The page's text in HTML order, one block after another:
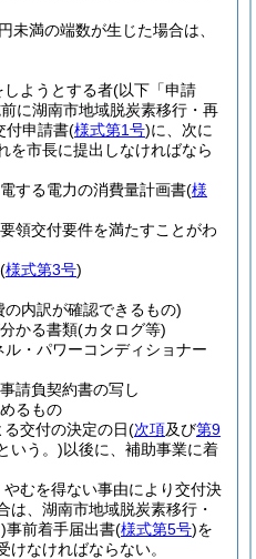
未満の端数が生じた場合は、
ようとする者(以下「申請
に湖南市地域脱炭素移行・再
付申請書(様式第1号)に、次に
を市長に提出しなければなら
する電力の消費量計画書(様
領交付要件を満たすことがわ
(様式第3号)
内訳が確認できるもの)
かる書類(カタログ等)
ル・パワーコンディショナー
請負契約書の写し
るもの
交付の決定の日(次項及び第9
いう。)以後に、補助事業に着
むを得ない事由により交付決
は、湖南市地域脱炭素移行・
事前着手届出書(様式第5号)を
なければならない。